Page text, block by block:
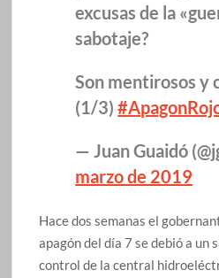
excusas de la
sabotaje?
Son mentirosos y
(1/3)
— Juan Guaidó
marzo de 2019
Hace dos semanas el
apagón del día 7 se debió a un
control de la central